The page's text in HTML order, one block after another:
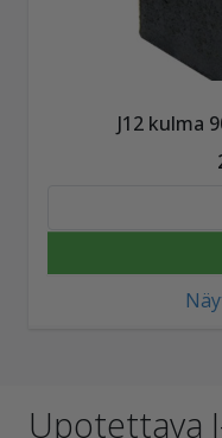
J12 kulma
Upotettava